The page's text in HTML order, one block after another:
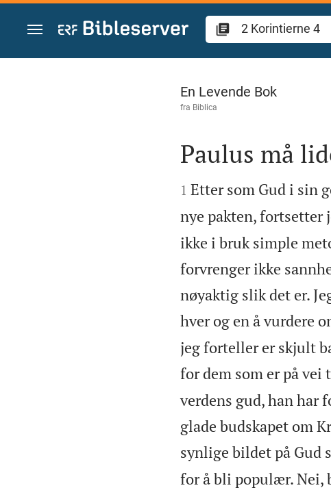
Skift til innhold
2 Korintierne 4
En Levende Bok
fra Biblica

Paulus må

1 Etter som Gud i sin
nye pakten, fortsetter
ikke i bruk simple
forvrenger ikke
nøyaktig slik det er.
hver og en å vurdere
jeg forteller er skjult
for dem som er på
verdens gud, han har
glade budskapet om
synlige bildet på Gud
for å bli populær. Nei,